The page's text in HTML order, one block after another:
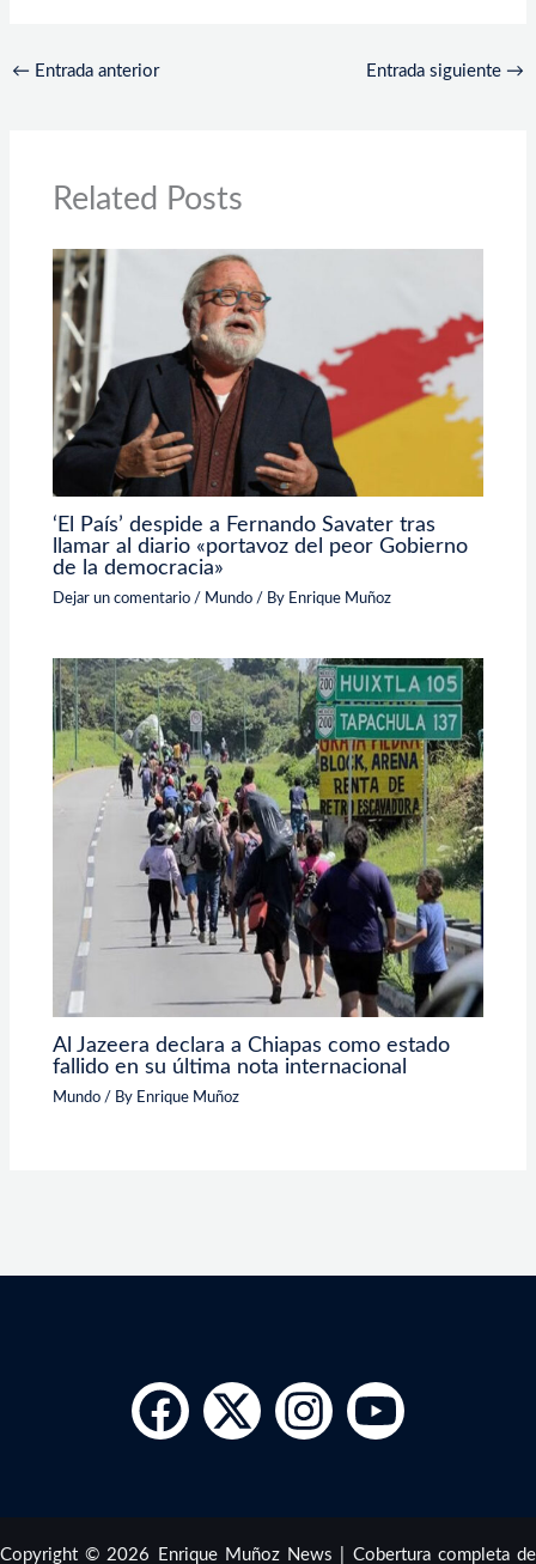
← Entrada anterior Entrada siguiente →
Related Posts
‘El País’ despide a Fernando Savater tras
llamar al diario «portavoz del peor Gobierno
de la democracia»
Dejar un comentario / Mundo / By Enrique Muñoz
Al Jazeera declara a Chiapas como estado
fallido en su última nota internacional
Mundo / By Enrique Muñoz
Copyright © 2026 Enrique Muñoz News | Cobertura completa de